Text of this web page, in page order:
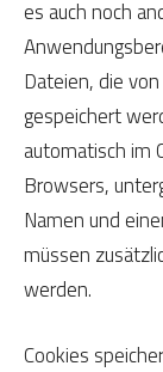
es auch noch
Dateien, die
gespeichert
automatisch im
Browsers,
Namen und
müssen
werden.
Cookies